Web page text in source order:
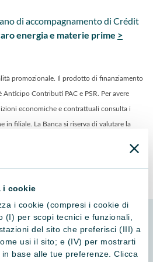
i cookie
i cookie (compresi i cookie di
(I) per scopi tecnici e funzionali,
del sito che preferisci (III) a
usi il sito; e (IV) per mostrarti
base alle tue preferenze. Clicca
di accompagnamento di Crédit
energia e materie prime >
promozionale. Il prodotto di finanziamento
Anticipo Contributi PAC e PSR . Per avere
economiche e contrattuali consulta i
in filiale. La Banca si riserva di valutare la